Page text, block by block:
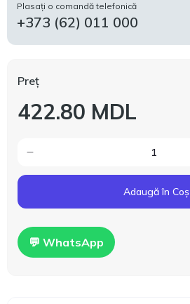
Plasați o comandă telefonică
+373 (62) 011 000
Preț
422.80 MDL
Adaugă în Coș
💬 WhatsApp